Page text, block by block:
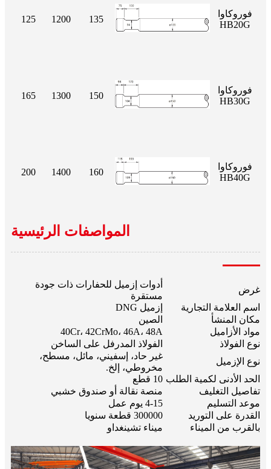
فوروكاوا
HB20G
135
1200
125
فوروكاوا
HB30G
150
1300
165
فوروكاوا
HB40G
160
1400
200
المواصفات الرئيسية
غرض
أدوات إزميل للحفارات ذات جودة
مستقرة
اسم العلامة التجارية
إزميل DNG
مكان المنشأ
الصين
مواد الأزاميل
40Cr، 42CrMo، 46A، 48A
نوع الفولاذ
الفولاذ المدرفل على الساخن
نوع الإزميل
غير حاد، إسفيني، مائل، مسطح،
مخروطي، إلخ.
الحد الأدنى لكمية الطلب 10 قطع
تفاصيل التغليف
منصة نقالة أو صندوق خشبي
موعد التسليم
4-15 يوم عمل
القدرة على التوريد
300000 قطعة سنويا
بالقرب من الميناء
ميناء تشينغداو